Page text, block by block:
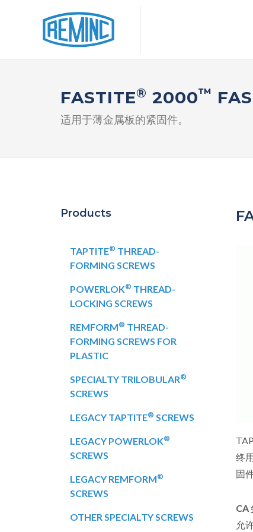
FASTITE® 2000™
适用于薄金属板的紧固件。
终
固
CA
允
Products
TAPTITE® THREAD-
FORMING SCREWS
POWERLOK® THREAD-
LOCKING SCREWS
REMFORM® THREAD-
FORMING SCREWS FOR
PLASTIC
SPECIALTY TRILOBULAR®
SCREWS
LEGACY TAPTITE® SCREWS
LEGACY POWERLOK®
SCREWS
LEGACY REMFORM®
SCREWS
OTHER SPECIALTY SCREWS